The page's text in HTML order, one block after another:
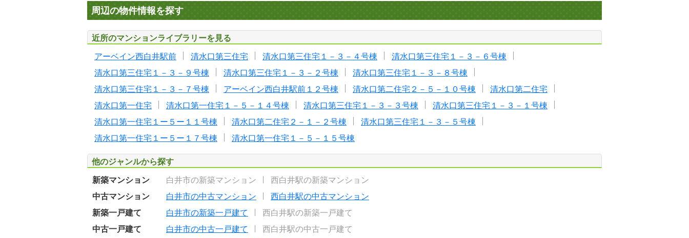
周辺の物件情報を探す
近所のマンションライブラリーを見る
アーベイン西白井駅前 清水口第三住宅 清水口第三住宅１－３－４号棟
清水口第三住宅１－３－６号棟
清水口第三住宅１－３－９号棟
清水口第三住宅１－３－２号棟
清水口第三住宅１－３－８号棟
清水口第三住宅１－３－７号棟
アーベイン西白井駅前１２号棟 清水口第二住宅２－５－１０号棟
清水口第二住宅
清水口第一住宅
清水口第一住宅１－５－１４号棟 清水口第三住宅１－３－３号棟
清水口第三住宅１－３－１号棟
清水口第一住宅１ー５ー１１号棟
清水口第二住宅２－１－２号棟
清水口第三住宅１－３－５号棟
清水口第一住宅１ー５ー１７号棟
清水口第一住宅１－５－１５号棟
他のジャンルから探す
新築マンション 白井市の新築マンション
西白井駅の新築マンション
中古マンション
白井市の中古マンション
西白井駅の中古マンション
新築一戸建て
白井市の新築一戸建て
西白井駅の新築一戸建て
中古一戸建て
白井市の中古一戸建て
西白井駅の中古一戸建て